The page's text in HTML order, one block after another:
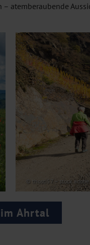
atemberaubende
© thosti57 –
Ahrtal